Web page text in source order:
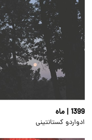
1399 | ماه
ادواردو کستانتینی